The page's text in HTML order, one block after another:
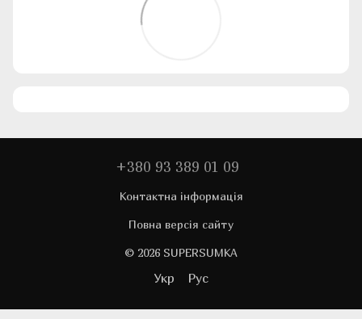
+380 93 389 01 09
Контактна інформація
Повна версія сайту
© 2026 SUPERSUMKA
Укр Рус